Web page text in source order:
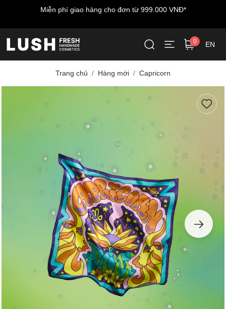
Miễn phí giao hàng cho đơn từ 999.000 VNĐ*
0 EN
Trang chủ Hàng mới Capricorn